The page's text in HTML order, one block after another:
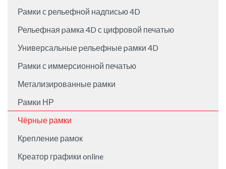
Рамки с рельефной надписью 4D
Рельефная pамка 4D с цифровой печатью
Универсальные pельефные pамки 4D
Рамки с иммерсионной печатью
Метализированные рамки
Рамки НР
Чёрные рамки
Крепление рамок
Креатор графики online